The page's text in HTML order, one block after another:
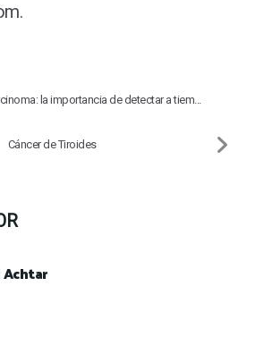
la importancia de detectar a tiem...
Cáncer de Tiroides
Achtar